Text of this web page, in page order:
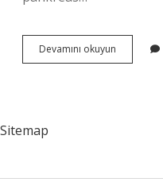
Devamını okuyun
Boşluğu
Sitemap